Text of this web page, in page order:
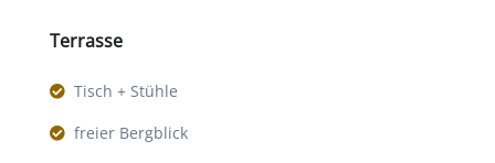
Terrasse
Tisch + Stühle
freier Bergblick